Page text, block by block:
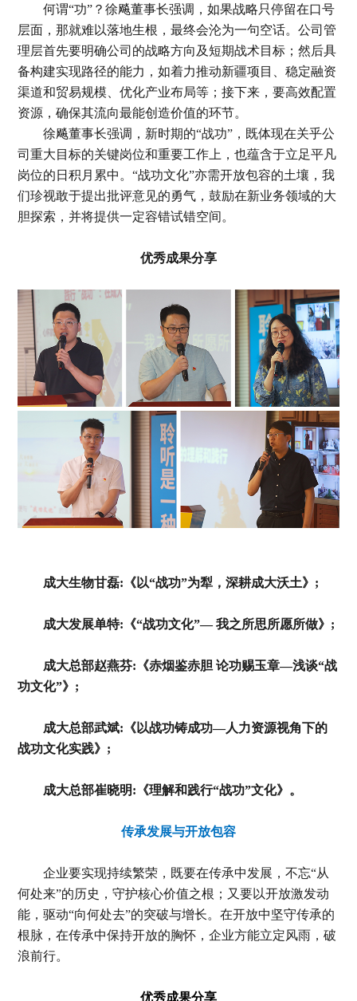
何谓“功”？徐飚董事长强调，如果战略只停留在口号
层面，那就难以落地生根，最终会沦为一句空话。公司管
理层首先要明确公司的战略方向及短期战术目标；然后具
备构建实现路径的能力，如着力推动新疆项目、稳定融资
渠道和贸易规模、优化产业布局等；接下来，要高效配置
资源，确保其流向最能创造价值的环节。
徐飚董事长强调，新时期的“战功”，既体现在关乎公
司重大目标的关键岗位和重要工作上，也蕴含于立足平凡
岗位的日积月累中。“战功文化”亦需开放包容的土壤，我
们珍视敢于提出批评意见的勇气，鼓励在新业务领域的大
胆探索，并将提供一定容错试错空间。
优秀成果分享
成大生物甘磊:《以“战功”为犁，深耕成大沃土》;
成大发展单特:《“战功文化”— 我之所思所愿所做》;
成大总部赵燕芬:《赤烟鉴赤胆 论功赐玉章—浅谈“战
功文化”》;
成大总部武斌:《以战功铸成功—人力资源视角下的
战功文化实践》;
成大总部崔晓明:《理解和践行“战功”文化》。
传承发展与开放包容
企业要实现持续繁荣，既要在传承中发展，不忘“从
何处来”的历史，守护核心价值之根；又要以开放激发动
能，驱动“向何处去”的突破与增长。在开放中坚守传承的
根脉，在传承中保持开放的胸怀，企业方能立定风雨，破
浪前行。
优秀成果分享